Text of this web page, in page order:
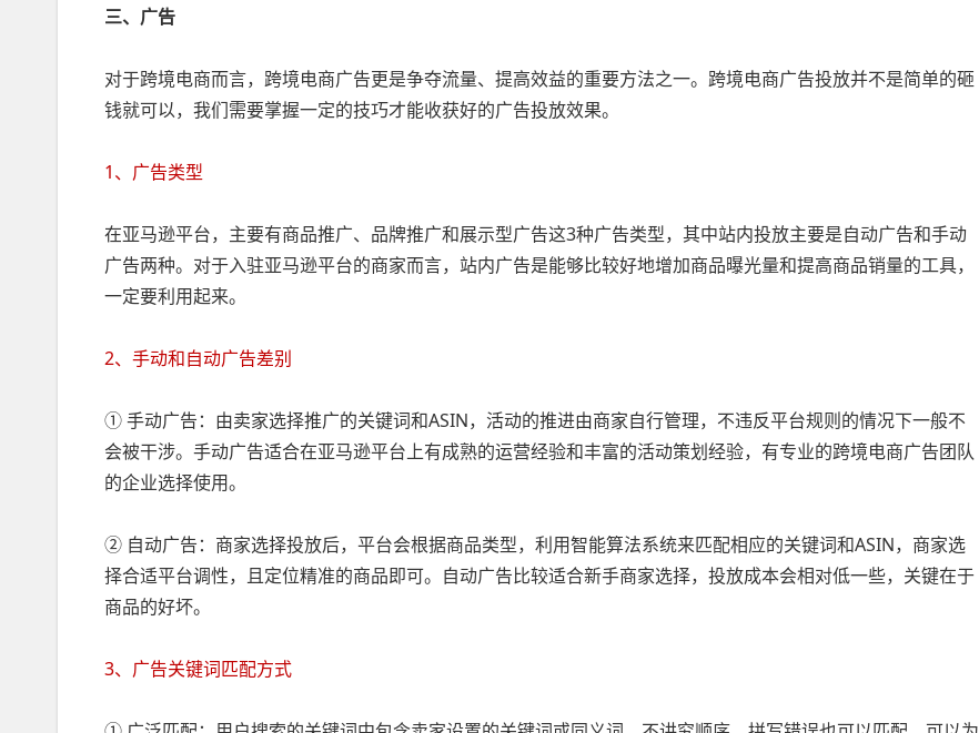
三、广告
对于跨境电商而言，跨境电商广告更是争夺流量、提高效益的重要方法之一。跨境电商广告投放并不是简单的砸
钱就可以，我们需要掌握一定的技巧才能收获好的广告投放效果。
1、广告类型
在亚马逊平台，主要有商品推广、品牌推广和展示型广告这3种广告类型，其中站内投放主要是自动广告和手动
广告两种。对于入驻亚马逊平台的商家而言，站内广告是能够比较好地增加商品曝光量和提高商品销量的工具，
一定要利用起来。
2、手动和自动广告差别
① 手动广告：由卖家选择推广的关键词和ASIN，活动的推进由商家自行管理，不违反平台规则的情况下一般不
会被干涉。手动广告适合在亚马逊平台上有成熟的运营经验和丰富的活动策划经验，有专业的跨境电商广告团队
的企业选择使用。
② 自动广告：商家选择投放后，平台会根据商品类型，利用智能算法系统来匹配相应的关键词和ASIN，商家选
择合适平台调性，且定位精准的商品即可。自动广告比较适合新手商家选择，投放成本会相对低一些，关键在于
商品的好坏。
3、广告关键词匹配方式